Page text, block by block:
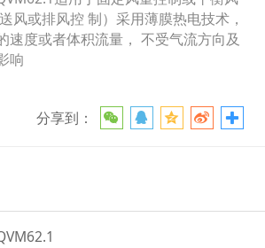
风或排风控 制）采用薄膜热电技术，
速度或者体积流量， 不受气流方向及
响
分享到：